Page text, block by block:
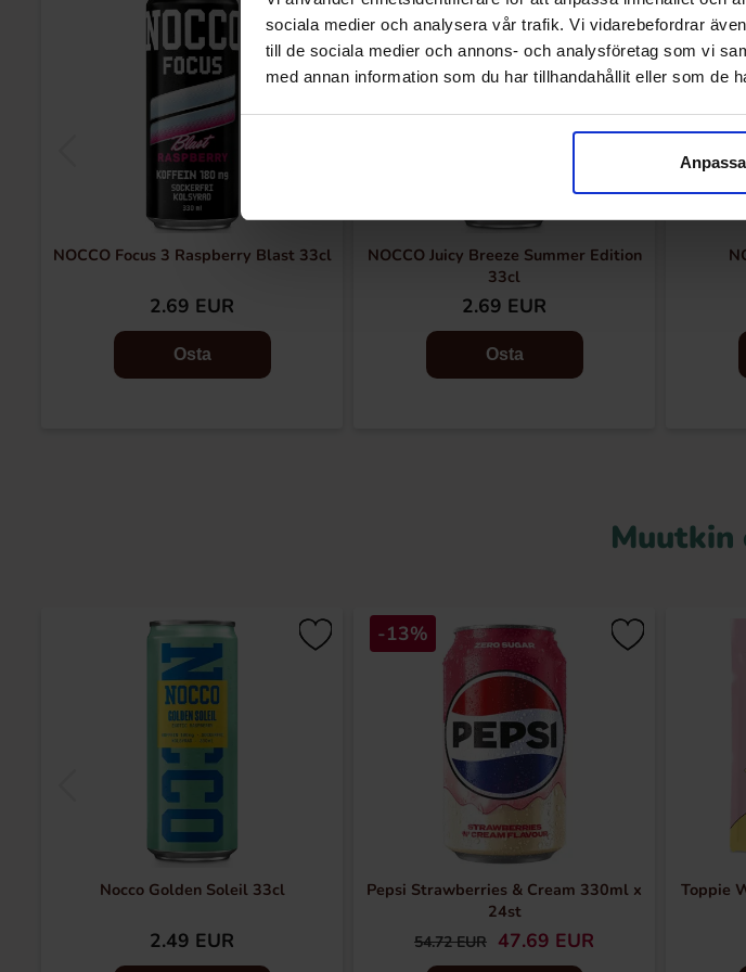
sociala medier och analysera vår trafik. Vi vidarebefordrar
till de sociala medier och annons- och analysföretag som vi
med annan information som du har tillhandahållit eller som de
Anpassa
NOCCO Focus 3 Raspberry Blast 33cl
2.69 EUR
Osta
NOCCO Juicy Breeze Summer Edition
33cl
2.69 EUR
Osta
Muutkin
Nocco Golden Soleil 33cl
2.49 EUR
-13%
Pepsi Strawberries & Cream 330ml x
24st
54.72 EUR 47.69 EUR
Toppie